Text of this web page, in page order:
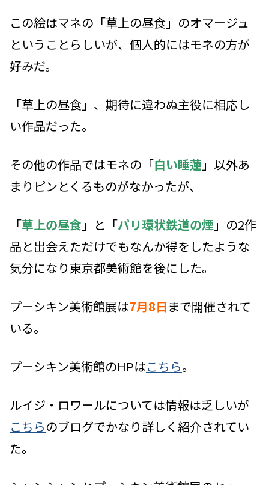
この絵はマネの「草上の昼食」のオマージュ
ということらしいが、個人的にはモネの方が
好みだ。
「草上の昼食」、期待に違わぬ主役に相応し
い作品だった。
その他の作品ではモネの「白い睡蓮 」以外あ
まりピンとくるものがなかったが、
「草上の昼食 」と「パリ環状鉄道の煙」の2作
品と出会えただけでもなんか得をしたような
気分になり東京都美術館を後にした。
プーシキン美術館展は7月8日まで開催されて
いる。
プーシキン美術館のHPはこちら。
ルイジ・ロワールについては情報は乏しいが
こちらのブログでかなり詳しく紹介されてい
た。